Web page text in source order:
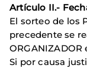
Artículo II.-
El sorteo de los
precedente se
ORGANIZADOR
Si por causa